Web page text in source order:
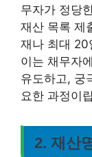
무자가 정당
재산 목록 제
재나 최대 20
이는 채무자
유도하고, 궁
요한 과정이
2. 재산